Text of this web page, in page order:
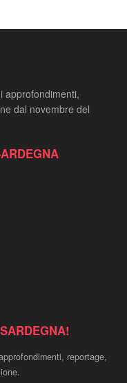
approfondimenti,
dal novembre del
reportage,